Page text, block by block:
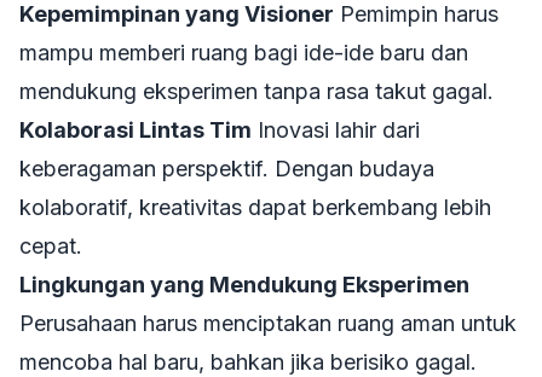
Kepemimpinan yang Visioner Pemimpin harus
mampu memberi ruang bagi ide-ide baru dan
mendukung eksperimen tanpa rasa takut gagal.
Kolaborasi Lintas Tim Inovasi lahir dari
keberagaman perspektif. Dengan budaya
kolaboratif, kreativitas dapat berkembang lebih
cepat.
Lingkungan yang Mendukung Eksperimen
Perusahaan harus menciptakan ruang aman untuk
mencoba hal baru, bahkan jika berisiko gagal.